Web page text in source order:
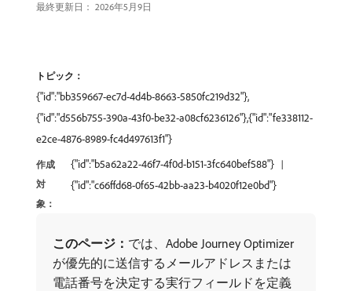
最終更新日： 2026年5月9日
トピック：
{"id":"bb359667-ec7d-4d4b-8663-5850fc219d32"},
{"id":"d556b755-390a-43f0-be32-a08cf6236126"},{"id":"fe338112-
e2ce-4876-8989-fc4d497613f1"}
作成
対
象：
{"id":"b5a62a22-46f7-4f0d-b151-3fc640bef588"}
{"id":"c66ffd68-0f65-42bb-aa23-b4020f12e0bd"}
このページ： ​では、Adobe Journey Optimizer
が優先的に送信するメールアドレスまたは
電話番号を決定する実行フィールドを定義